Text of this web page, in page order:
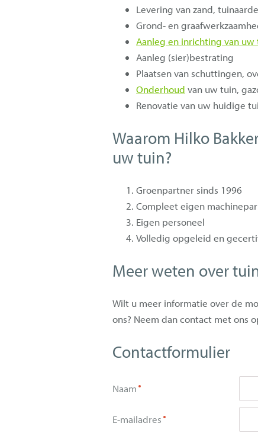
Levering van zand,
Grond- en
Aanleg en inrichting van
Aanleg (sier)bestrating
Plaatsen van schuttingen,
Onderhoud van uw tuin,
Renovatie van uw huidige
Waarom Hilko
uw tuin?
Groenpartner sinds 1996
Compleet eigen
Eigen personeel
Volledig opgeleid en
Meer weten over
Wilt u meer informatie over de
ons? Neem dan contact met ons
Contactformulier
Naam
E-mailadres